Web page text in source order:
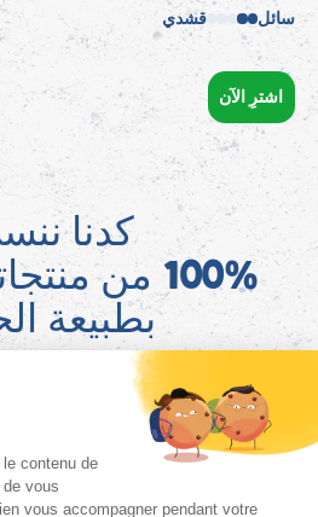
سائل قشدي
اشترِ الآن
كدنا
100% من منتجاتنا عضوية،
بطبيعة